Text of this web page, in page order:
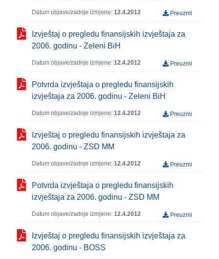
Datum objave/zadnje izmjene: 12.4.2012 Preuzmi
Izvještaj o pregledu finansijskih izvještaja za
2006. godinu - Zeleni BiH
Datum objave/zadnje izmjene: 12.4.2012 Preuzmi
Potvrda izvještaja o pregledu finansijskih
izvještaja za 2006. godinu - Zeleni BiH
Datum objave/zadnje izmjene: 12.4.2012 Preuzmi
Izvještaj o pregledu finansijskih izvještaja za
2006. godinu - ZSD MM
Datum objave/zadnje izmjene: 12.4.2012 Preuzmi
Potvrda izvještaja o pregledu finansijskih
izvještaja za 2006. godinu - ZSD MM
Datum objave/zadnje izmjene: 12.4.2012 Preuzmi
Izvještaj o pregledu finansijskih izvještaja za
2006. godinu - BOSS